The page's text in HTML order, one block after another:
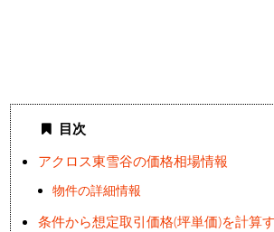
目次
アクロス東雪谷の価格相場情報
物件の詳細情報
条件から想定取引価格(坪単価)を計算